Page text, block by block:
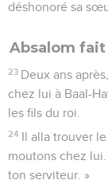
déshonoré sa
Absalom
23 Deux ans
chez lui à Baal-
les fils du roi.
24 Il alla trouver
moutons chez
ton serviteur. »